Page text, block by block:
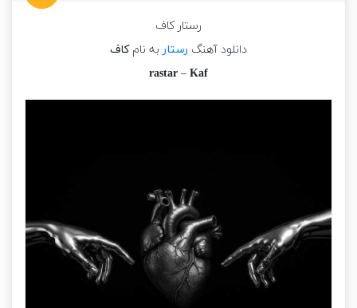
رستار کاف
دانلود آهنگ رستار به نامکاف
rastar – Kaf